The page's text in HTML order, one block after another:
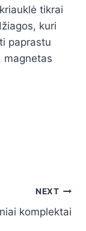
tikrai
kuri
paprastu
magnetas
NEXT
komplektai